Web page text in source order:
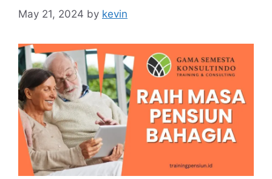
May 21, 2024 by kevin